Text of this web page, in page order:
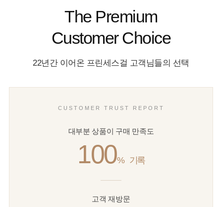
The Premium
Customer Choice
22년간 이어온 프린세스걸 고객님들의 선택
CUSTOMER TRUST REPORT
대부분 상품이 구매 만족도
100% 기록
고객 재방문